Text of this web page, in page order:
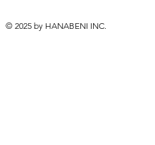
© 2025 by HANABENI INC.